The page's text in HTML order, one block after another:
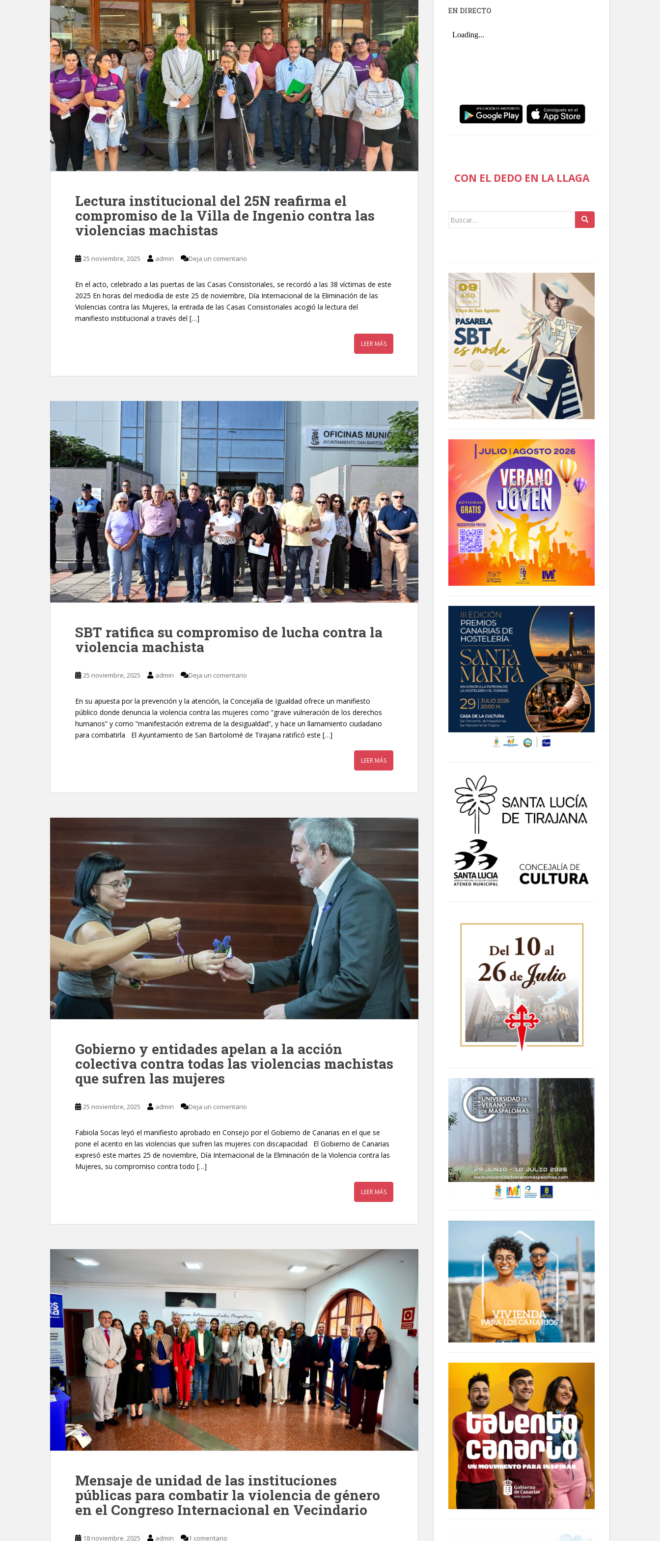
Lectura institucional del 25N reafirma el
compromiso de la Villa de Ingenio contra las
violencias machistas
25 noviembre, 2025 admin Deja un comentario
En el acto, celebrado a las puertas de las Casas Consistoriales, se recordó a las 38 víctimas de este
2025 En horas del mediodía de este 25 de noviembre, Día Internacional de la Eliminación de las
Violencias contra las Mujeres, la entrada de las Casas Consistoriales acogió la lectura del
manifiesto institucional a través del […]
LEER MÁS
SBT ratifica su compromiso de lucha contra la
violencia machista
25 noviembre, 2025 admin Deja un comentario
En su apuesta por la prevención y la atención, la Concejalía de Igualdad ofrece un manifiesto
público donde denuncia la violencia contra las mujeres como “grave vulneración de los derechos
humanos” y como “manifestación extrema de la desigualdad”, y hace un llamamiento ciudadano
para combatirla El Ayuntamiento de San Bartolomé de Tirajana ratificó este […]
LEER MÁS
Gobierno y entidades apelan a la acción
colectiva contra todas las violencias machistas
que sufren las mujeres
25 noviembre, 2025 admin Deja un comentario
Fabiola Socas leyó el manifiesto aprobado en Consejo por el Gobierno de Canarias en el que se
pone el acento en las violencias que sufren las mujeres con discapacidad El Gobierno de Canarias
expresó este martes 25 de noviembre, Día Internacional de la Eliminación de la Violencia contra las
Mujeres, su compromiso contra todo […]
LEER MÁS
Mensaje de unidad de las instituciones
públicas para combatir la violencia de género
en el Congreso Internacional en Vecindario
18 noviembre, 2025 admin 1 comentario
EN DIRECTO
CON EL DEDO EN LA LLAGA
Buscar: